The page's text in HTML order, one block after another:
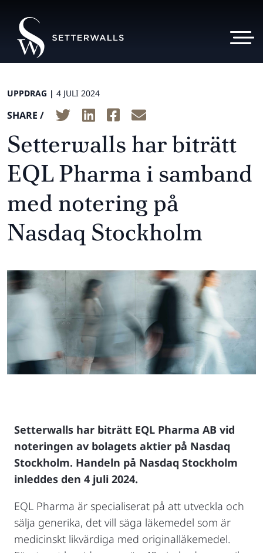
UPPDRAG | 4 JULI 2024
SHARE /
Setterwalls har biträtt
EQL Pharma i samband
med notering på
Nasdaq Stockholm
Setterwalls har biträtt EQL Pharma AB vid
noteringen av bolagets aktier på Nasdaq
Stockholm. Handeln på Nasdaq Stockholm
inleddes den 4 juli 2024.
EQL Pharma är specialiserat på att utveckla och
sälja generika, det vill säga läkemedel som är
medicinskt likvärdiga med originalläkemedel.